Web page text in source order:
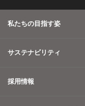
私たちの目指す姿
サステナビリティ
採用情報